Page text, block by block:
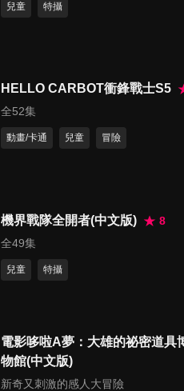
第367集 飛空薄毯/緋聞
第370集 南北極徽章運動
造珍珠的珠母盒
26
兒童 特攝
HELLO CARBOT衝鋒戰士S5
全52集
動畫/卡通 兒童 冒險
機界戰隊全開者(中文版)
8
全49集
兒童 特攝
電影哆啦A夢：大雄的祕密道具
物館(中文版)
新奇又刺激的感人大冒險